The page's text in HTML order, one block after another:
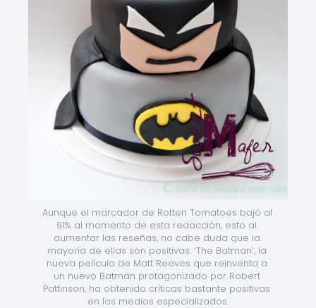
Aunque el marcador de Rotten Tomatoes bajó al
91% al momento de esta redacción, esto al
aumentar las reseñas, no cabe duda que la
mayoría de ellas son positivas. ‘The Batman’, la
nueva película de Matt Reeves que reinventa a
un nuevo Batman protagonizado por Robert
Pattinson, ha obtenido críticas bastante positivas
en los medios especializados.